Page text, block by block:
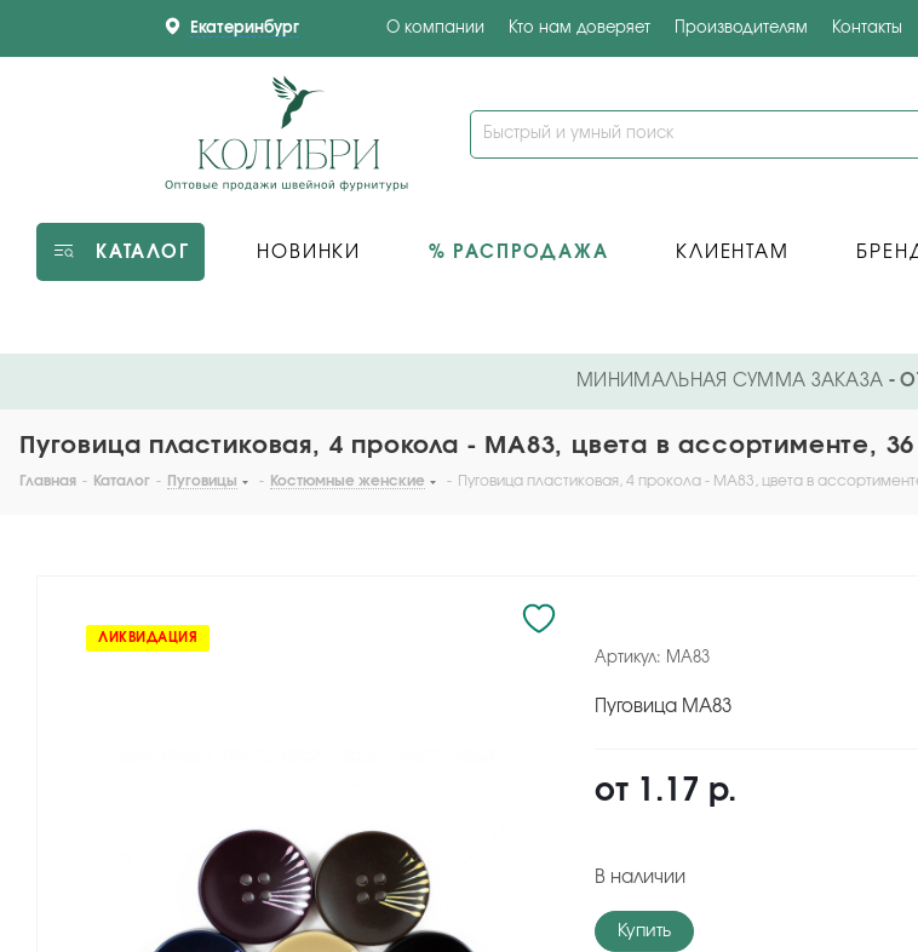
Екатеринбург О компании Кто нам доверяет Производителям Контакты
КАТАЛОГ НОВИНКИ % РАСПРОДАЖА КЛИЕНТАМ
МИНИМАЛЬНАЯ СУММА ЗАКАЗА -
Пуговица пластиковая, 4 прокола - MA83, цвета в ассортименте,
Главная - Каталог - Пуговицы - Костюмные женские - Пуговица пластиковая, 4 прокола - MA83, цвета в
ЛИКВИДАЦИЯ
Артикул: MA83
Пуговица MA83
от 1.17 р.
В наличии
Купить